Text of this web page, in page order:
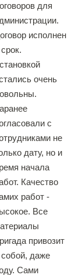
для
исполнен
очень
с
не
дату, но и
начала
Качество
работ -
Все
привозит
даже
Сами